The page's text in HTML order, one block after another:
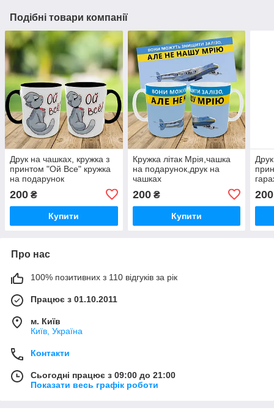
Подібні товари компанії
Друк на чашках, кружка з
принтом "Ой Все" кружка
на подарунок
200 ₴
Купити
Кружка літак Мрія,чашка
на подарунок,друк на
чашках
200₴
Купити
200
Про нас
100% позитивних з 110 відгуків за рік
Працює з 01.10.2011
м. Київ
Київ, Україна
Контакти
Сьогодні працює з 09:00 до 21:00
Показати весь графік роботи